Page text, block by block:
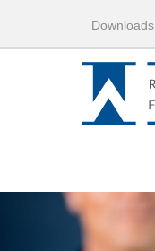
Downloads